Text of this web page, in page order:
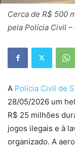
Cerca de R$ 500
pela Polícia Civil
A Polícia Civil de
28/05/2026 um
R$ 25 milhões
jogos ilegais e à
organizado. A